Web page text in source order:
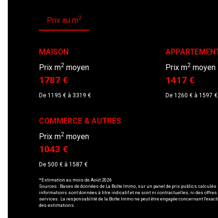
Prix au m2
MAISON
Prix m2 moyen
1787 €
De 1195 € à 3319 €
Prix m2 moyen
1417 €
De 1260 € à 1597 €
COMMERCE & AUTRES
Prix m2 moyen
1043 €
De 500 € à 1587 €
*Estimation au mois de Août 2026
Sources : Bases de données de La Boîte Immo, sur un panel de prix publics calculés
informations sont données à titre indicatif et ne sont ni contractuelles, ni des offres
services. La responsabilité de la Boîte Immo ne peut être engagée concernant
des estimations.